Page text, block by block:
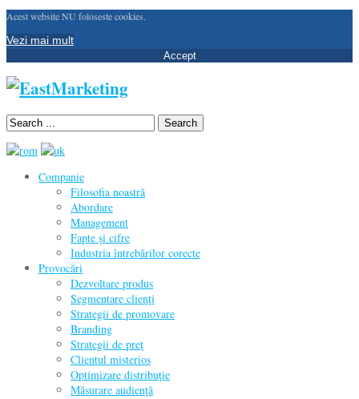
Acest website NU foloseste cookies.
Vezi mai mult
Accept
Search
Companie
Filosofia noastră
Abordare
Management
Fapte și cifre
Industria întrebărilor corecte
Provocări
Dezvoltare produs
Segmentare clienţi
Strategii de promovare
Branding
Strategii de preţ
Clientul misterios
Optimizare distribuţie
Măsurare audienţă